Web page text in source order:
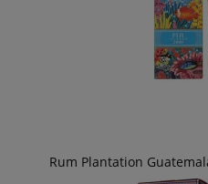
Rum Plantation